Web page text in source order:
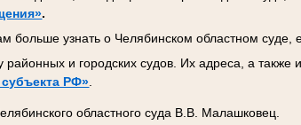
.
больше узнать о Челябинском областном суде,
и городских судов. Их адреса, а
РФ».
областного суда В.В. Малашковец.